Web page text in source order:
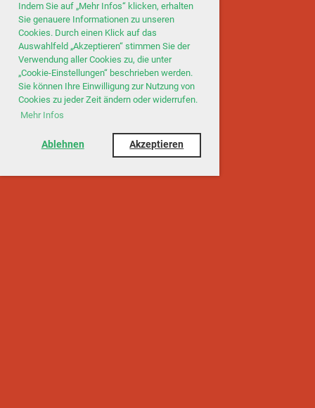
Indem Sie auf „Mehr Infos“ klicken, erhalten
Sie genauere Informationen zu unseren
Cookies. Durch einen Klick auf das
Auswahlfeld „Akzeptieren“ stimmen Sie der
Verwendung aller Cookies zu, die unter
„Cookie-Einstellungen“ beschrieben werden.
Sie können Ihre Einwilligung zur Nutzung von
Cookies zu jeder Zeit ändern oder widerrufen.
Mehr Infos
Ablehnen Akzeptieren